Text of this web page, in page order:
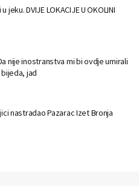
DVIJE LOKACIJE U OKOLINI
nije inostranstva mi bi ovdje umirali
jad
nastradao Pazarac Izet Bronja